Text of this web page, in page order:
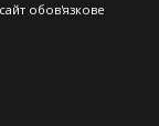
обов'язкове